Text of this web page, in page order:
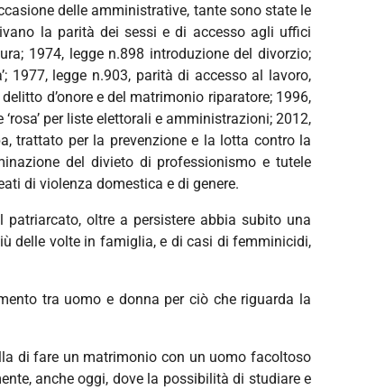
delle amministrative, tante sono state le
la parità dei sessi e di accesso agli uffici
1974, legge n.898 introduzione del divorzio;
1977, legge n.903, parità di accesso al lavoro,
d’onore e del matrimonio riparatore; 1996,
per liste elettorali e amministrazioni; 2012,
trattato per la prevenzione e la lotta contro la
del divieto di professionismo e tutele
di violenza domestica e di genere.
oltre a persistere abbia subito una
delle volte in famiglia, e di casi di femminicidi,
tra uomo e donna per ciò che riguarda la
di fare un matrimonio con un uomo facoltoso
anche oggi, dove la possibilità di studiare e